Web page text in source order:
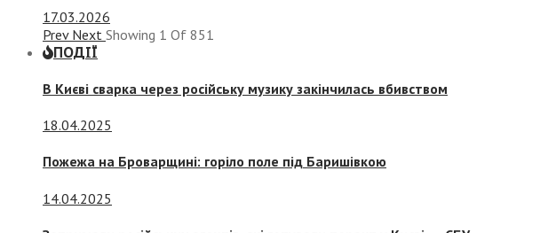
17.03.2026
Prev Next Showing 1 Of 851
ПОДІЇ
В Києві сварка через російську музику закінчилась вбивством
18.04.2025
Пожежа на Броварщині: горіло поле під Баришівкою
14.04.2025